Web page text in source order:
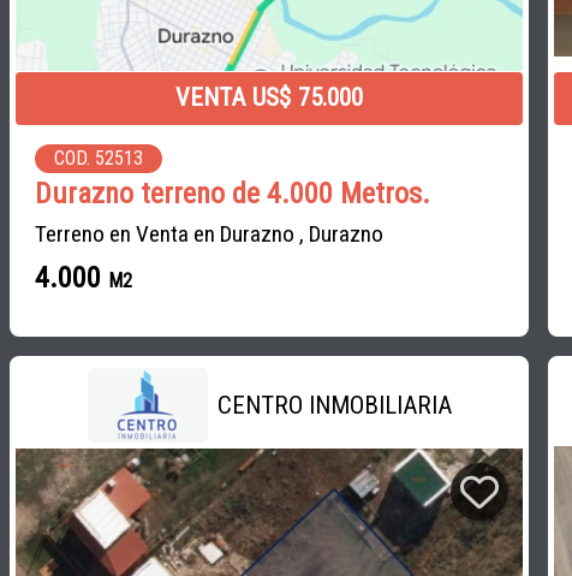
VENTA US$ 75.000
COD. 52513
Durazno terreno de 4.000 Metros.
Terreno en Venta en Durazno , Durazno
4.000 M2
CENTRO INMOBILIARIA